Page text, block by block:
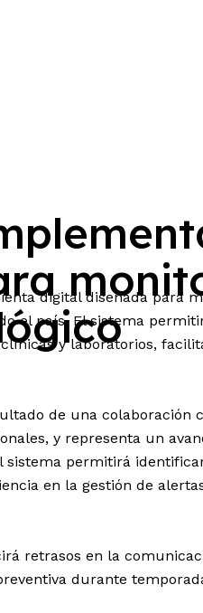
digital diseñada para
el país. El sistema
y laboratorios,
de una colaboración
y representa un
sistema permitirá
en la gestión de
retrasos en la
durante